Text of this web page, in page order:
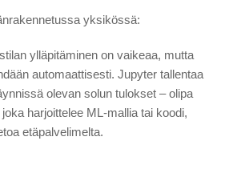
yksikössä:
ylläpitäminen on vaikeaa, mutta
automaattisesti. Jupyter tallentaa
olevan solun tulokset – olipa
harjoittelee ML-mallia tai koodi,
etäpalvelimelta.